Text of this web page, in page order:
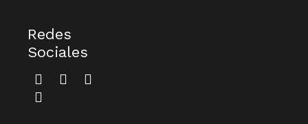
Redes
Sociales